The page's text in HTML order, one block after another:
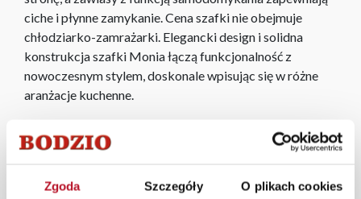
Zgoda Szczegóły O plikach cookies
ciche i płynne zamykanie. Cena szafki nie obejmuje
chłodziarko-zamrażarki. Elegancki design i solidna
konstrukcja szafki Monia łączą funkcjonalność z
nowoczesnym stylem, doskonale wpisując się w różne
aranżacje kuchenne.
Meble kuchenne Monia w kolorze dąb soma ciemny to
eleganckie i nowoczesne rozwiązanie dla Twojej kuchni.
który dodaje wnętrzu ciepła i klasy. Wykonane z